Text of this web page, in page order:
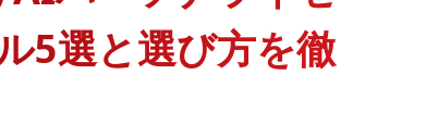
5選と選び方を徹